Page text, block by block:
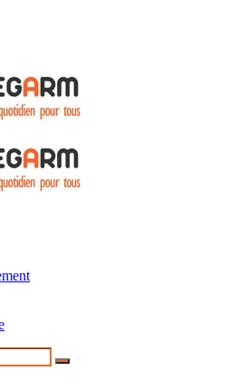
Rechercher